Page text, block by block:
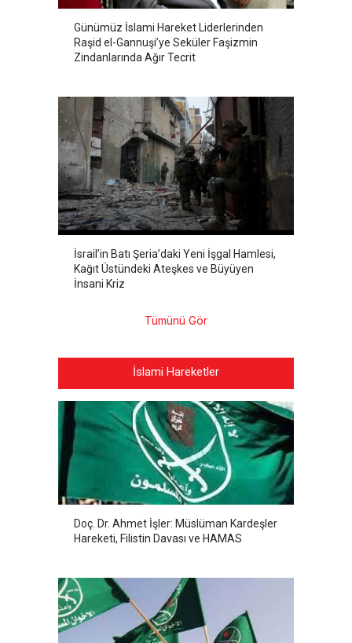
Günümüz İslami Hareket Liderlerinden
Raşid el-Gannuşi’ye Seküler Faşizmin
Zindanlarında Ağır Tecrit
İsrail’in Batı Şeria’daki Yeni İşgal Hamlesi,
Kağıt Üstündeki Ateşkes ve Büyüyen
İnsani Kriz
Tümünü Gör
İslami Hareketler
Doç. Dr. Ahmet İşler: Müslüman Kardeşler
Hareketi, Filistin Davası ve HAMAS